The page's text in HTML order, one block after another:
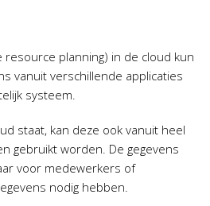
resource planning) in de cloud kun
vanuit verschillende applicaties
systeem.
staat, kan deze ook vanuit heel
gebruikt worden. De gegevens
voor medewerkers of
nodig hebben.